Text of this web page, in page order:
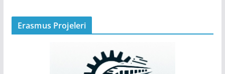
Erasmus Projeleri